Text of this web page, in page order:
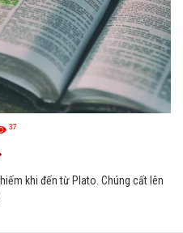
37
khi đến từ Plato. Chúng cất lên